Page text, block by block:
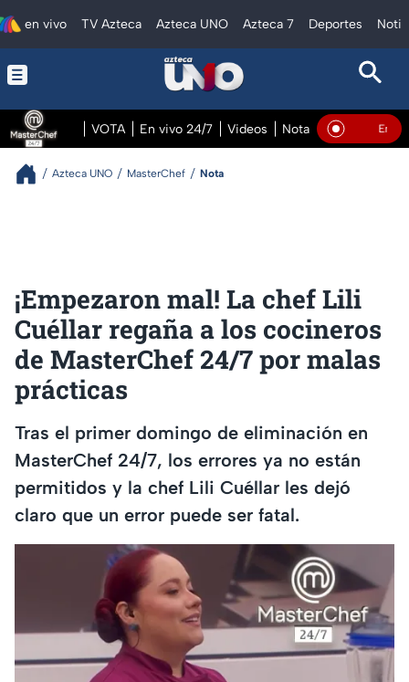
en vivo TV Azteca Azteca UNO Azteca 7 Deportes
VOTA En vivo 24/7 Videos Notas En vivoEn Vivo
Azteca UNO MasterChef Nota
¡Empezaron mal! La chef Lili
Cuéllar regaña a los cocineros
de MasterChef 24/7 por malas
prácticas
Tras el primer domingo de eliminación en
MasterChef 24/7, los errores ya no están
permitidos y la chef Lili Cuéllar les dejó
claro que un error puede ser fatal.